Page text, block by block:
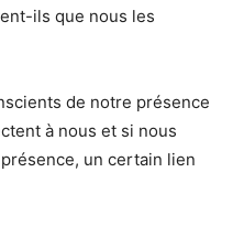
ils que nous les
de notre présence
à nous et si nous
un certain lien